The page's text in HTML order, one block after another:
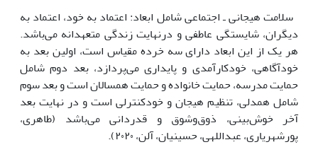
سلامت هیجانی ـ اجتماعی شامل ابعاد: اعتماد به خود، اعتماد به
دیگران، شایستگی عاطفی و درنهایت زندگی متعهدانه می‌باشد.
هر یک از این ابعاد دارای سه خرده مقیاس است، اولین بعد به
خودآگاهی، خودکارآمدی و پایداری می‌پردازد، بعد دوم شامل
حمایت مدرسه، حمایت خانواده و حمایت همسالان است و بعد سوم
شامل همدلی، تنظیم هیجان و خودکنترلی است و در نهایت بعد
آخر خوش‌بینی، ذوق‌وشوق و قدردانی می‌باشد (طاهری،
پورشهریاری، عبداللهی، حسینیان، آلن، ۲۰۲۰).